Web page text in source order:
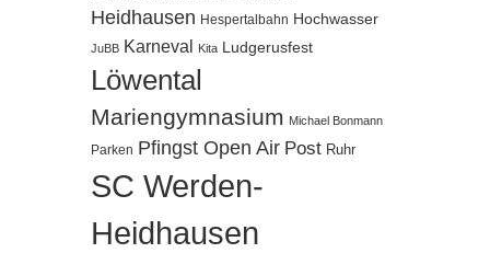
Heidhausen Hespertalbahn Hochwasser
JuBB Karneval Kita Ludgerusfest
Löwental
Mariengymnasium Michael Bonmann
Parken Pfingst Open Air Post Ruhr
SC Werden-
Heidhausen